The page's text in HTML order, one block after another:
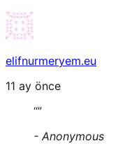
elifnurmeryem.eu
11 ay önce
“”
- Anonymous